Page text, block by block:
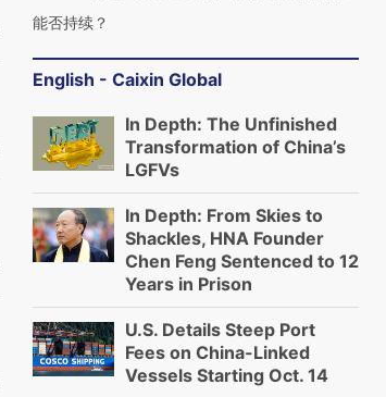
能否持续？
English - Caixin Global
In Depth: The Unfinished
Transformation of China’s
LGFVs
In Depth: From Skies to
Shackles, HNA Founder
Chen Feng Sentenced to 12
Years in Prison
U.S. Details Steep Port
Fees on China-Linked
Vessels Starting Oct. 14